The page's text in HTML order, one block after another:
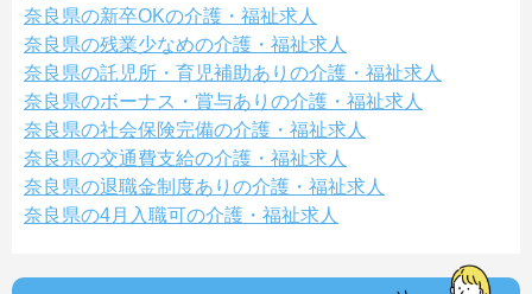
奈良県の新卒OKの介護・福祉求人
奈良県の残業少なめの介護・福祉求人
奈良県の託児所・育児補助ありの介護・福祉求人
奈良県のボーナス・賞与ありの介護・福祉求人
奈良県の社会保険完備の介護・福祉求人
奈良県の交通費支給の介護・福祉求人
奈良県の退職金制度ありの介護・福祉求人
奈良県の4月入職可の介護・福祉求人